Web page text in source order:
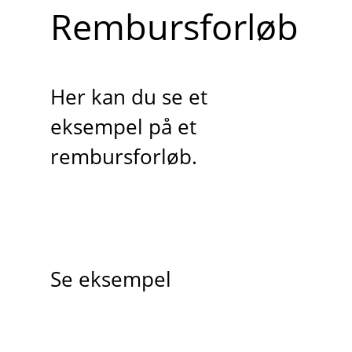
Rembursforløb
Her kan du se et
eksempel på et
rembursforløb.
Se eksempel